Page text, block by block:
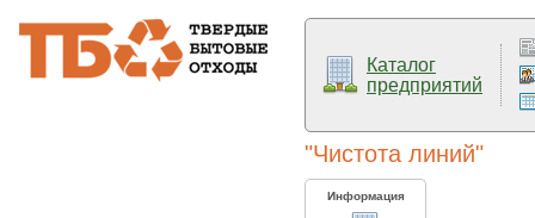
Каталог
предприятий
"Чистота линий"
Информация